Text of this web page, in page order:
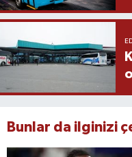
Bunlar da ilginizi